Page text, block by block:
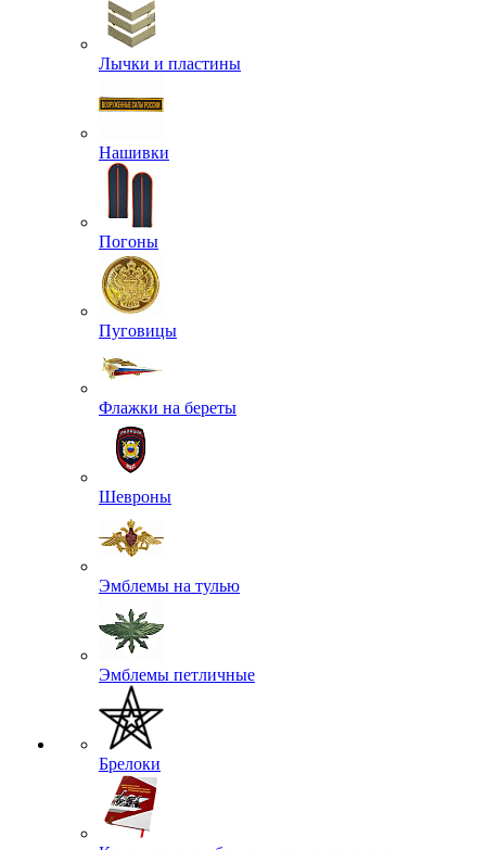
Лычки и пластины
Нашивки
Погоны
Пуговицы
Флажки на береты
Шевроны
Эмблемы на тулью
Эмблемы петличные
Брелоки